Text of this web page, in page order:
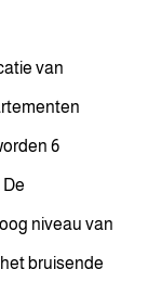
van
6
niveau van
bruisende